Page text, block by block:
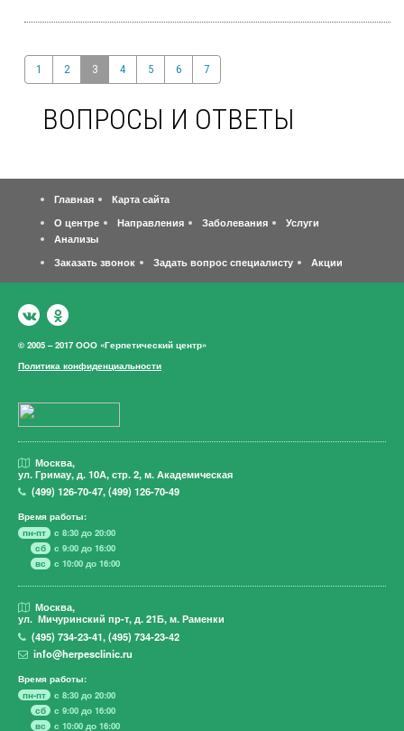
1 2 3 4 5 6 7
ВОПРОСЫ И ОТВЕТЫ
Главная
Карта сайта
О центре
Направления Заболевания
Услуги
Анализы
Заказать звонок
Задать вопрос специалисту Акции
© 2005 – 2017 ООО «Герпетический центр»
Политика конфиденциальности
Москва,
ул. Гримау, д. 10А, стр. 2, м. Академическая
(499)126-70-47,(499)126-70-49
Время работы:
пн-пт
с 8:30 до 20:00
сб
с 9:00 до 16:00
вс
с 10:00 до 16:00
Москва,
ул. Мичуринский пр-т, д. 21Б, м. Раменки
(495)734-23-41,(495)734-23-42
info@herpesclinic.ru
Время работы:
пн-пт
с 8:30 до 20:00
сб
с 9:00 до 16:00
вс
с 10:00 до 16:00